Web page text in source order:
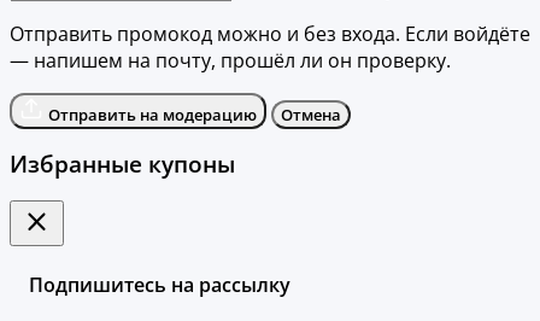
Отправить промокод можно и без входа. Если войдёте
— напишем на почту, прошёл ли он проверку.
Отправить на модерацию Отмена
Избранные купоны
Подпишитесь на рассылку